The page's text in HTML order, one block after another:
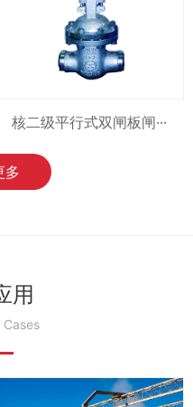
核二级平行式双闸板闸···
多
用